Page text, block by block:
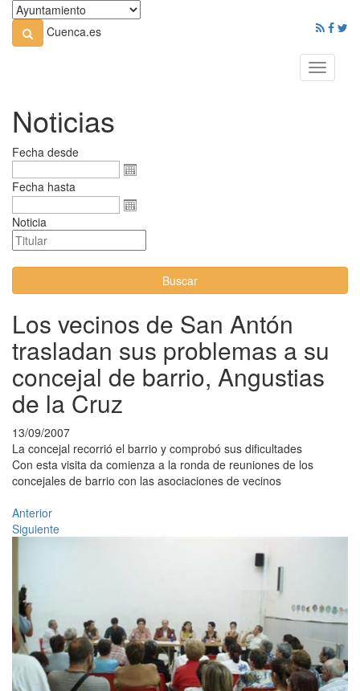
Cuenca.es
Toggle
Noticias
Fecha desde
Fecha hasta
Noticia
Buscar
Los vecinos de San Antón
trasladan sus problemas a su
concejal de barrio, Angustias
de la Cruz
13/09/2007
La concejal recorrió el barrio y comprobó sus dificultades
Con esta visita da comienza a la ronda de reuniones de los
concejales de barrio con las asociaciones de vecinos
Anterior
Siguiente